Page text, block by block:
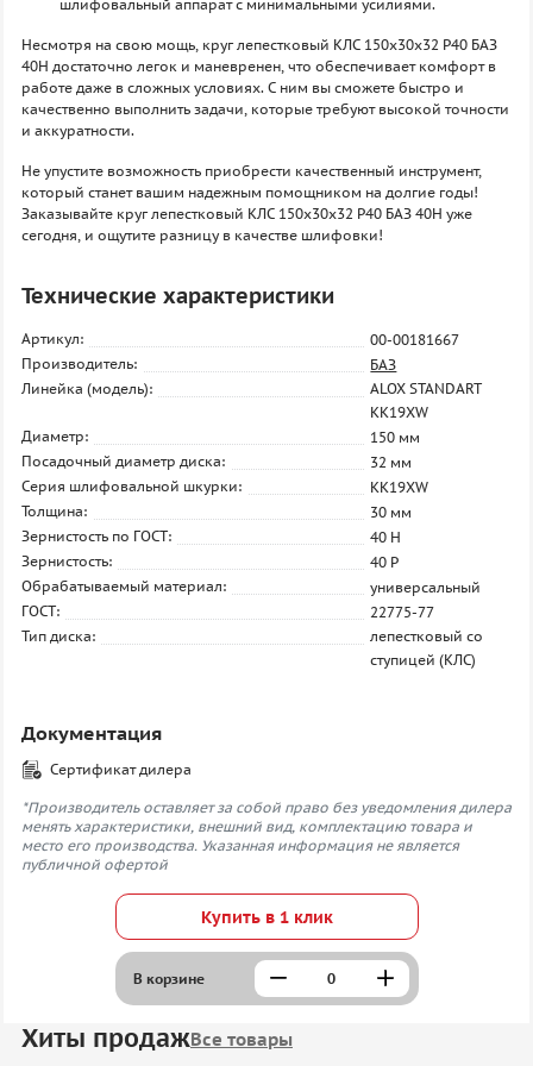
шлифовальный аппарат с минимальными усилиями.
Несмотря на свою мощь, круг лепестковый КЛС 150х30х32 P40 БАЗ
40H достаточно легок и маневренен, что обеспечивает комфорт в
работе даже в сложных условиях. С ним вы сможете быстро и
качественно выполнить задачи, которые требуют высокой точности
и аккуратности.
Не упустите возможность приобрести качественный инструмент,
который станет вашим надежным помощником на долгие годы!
Заказывайте круг лепестковый КЛС 150х30х32 P40 БАЗ 40H уже
сегодня, и ощутите разницу в качестве шлифовки!
Технические характеристики
Артикул:
00-00181667
Производитель:
БАЗ
Линейка (модель):
ALOX STANDART
KK19XW
Диаметр:
150 мм
Посадочный диаметр диска:
32 мм
Серия шлифовальной шкурки:
KK19XW
Толщина:
30 мм
Зернистость по ГОСТ:
40 H
Зернистость:
40 P
Обрабатываемый материал:
универсальный
ГОСТ:
22775-77
Тип диска:
лепестковый со
ступицей (КЛС)
Документация
Сертификат дилера
*Производитель оставляет за собой право без уведомления дилера
менять характеристики, внешний вид, комплектацию товара и
место его производства. Указанная информация не является
публичной офертой
Купить в 1 клик
В корзине
Хиты продажВсе товары